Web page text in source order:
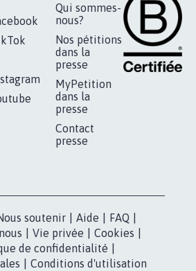
Qui sommes-
nous?
Nos pétitions
dans la
presse
MyPetition
dans la
presse
Contact
presse
soutenir Aide FAQ
Vie privée Cookies
de confidentialité
Conditions d'utilisation